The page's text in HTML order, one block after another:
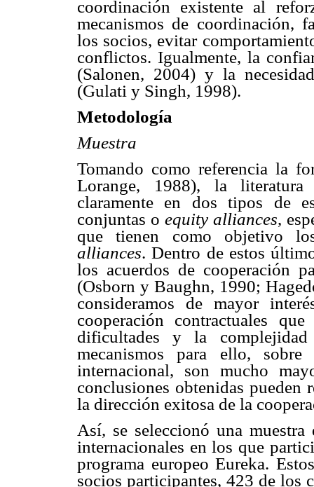
coordinación existente al
mecanismos de coordinación,
los socios, evitar
conflictos. Igualmente, la
(Salonen, 2004) y la
(Gulati y Singh, 1998).
Metodología
Muestra
Tomando como referencia la
Lorange, 1988), la literatura
claramente en dos tipos de
conjuntas oequity alliances,
que tienen como objetivo
alliances. Dentro de estos
los acuerdos de cooperación
(Osborn y Baughn, 1990;
consideramos de mayor
cooperación contractuales
dificultades y la
mecanismos para ello,
internacional, son mucho
conclusiones obtenidas pueden
la dirección exitosa de la
Así, se seleccionó una
internacionales en los que
programa europeo Eureka.
socios participantes, 423 de los